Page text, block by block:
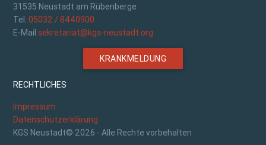
31535 Neustadt am Rübenberge
Tel.05032 / 8440900
E-Mail sekretariat@kgs-neustadt.org
KRANKMELDUNG
RECHTLICHES
Impressum
Datenschutzerklärung
KGS Neustadt© 2026 - Alle Rechte vorbehalten